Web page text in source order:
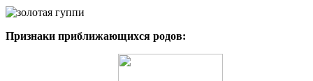
Признаки приближающихся родов: